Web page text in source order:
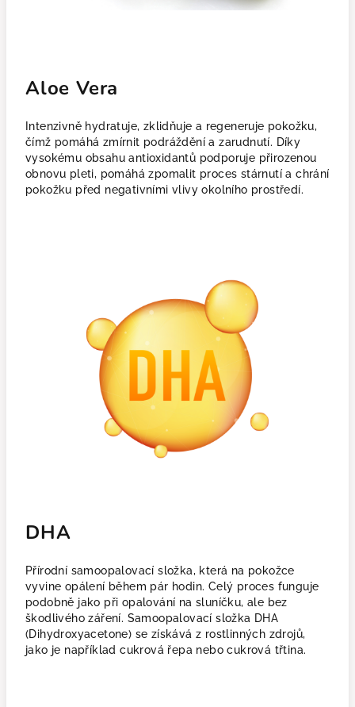
Aloe Vera
Intenzivně hydratuje, zklidňuje a regeneruje pokožku,
čímž pomáhá zmírnit podráždění a zarudnutí. Díky
vysokému obsahu antioxidantů podporuje přirozenou
obnovu pleti, pomáhá zpomalit proces stárnutí a chrání
pokožku před negativními vlivy okolního prostředí.
DHA
Přírodní samoopalovací složka, která na pokožce
vyvine opálení během pár hodin. Celý proces funguje
podobně jako při opalování na sluníčku, ale bez
škodlivého záření. Samoopalovací složka DHA
(Dihydroxyacetone) se získává z rostlinných zdrojů,
jako je například cukrová řepa nebo cukrová třtina.